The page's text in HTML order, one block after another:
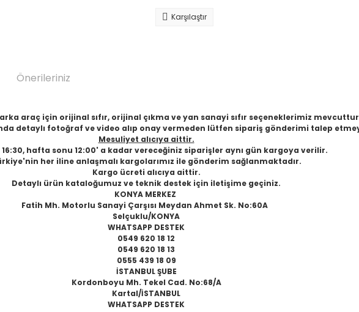
Karşılaştır
Önerileriniz
araç için orijinal sıfır, orijinal çıkma ve yan sanayi sıfır seçeneklerimiz
detaylı fotoğraf ve video alıp onay vermeden lütfen sipariş gönderimi talep
Mesuliyet alıcıya aittir.
hafta sonu 12:00' a kadar vereceğiniz siparişler aynı gün kargoya verilir.
her iline anlaşmalı kargolarımız ile gönderim sağlanmaktadır.
Kargo ücreti alıcıya aittir.
Detaylı ürün kataloğumuz ve teknik destek için iletişime geçiniz.
KONYA MERKEZ
Fatih Mh. Motorlu Sanayi Çarşısı Meydan Ahmet Sk. No:60A
Selçuklu/KONYA
WHATSAPP DESTEK
0549 620 18 12
0549 620 18 13
0555 439 18 09
İSTANBUL ŞUBE
Kordonboyu Mh. Tekel Cad. No:68/A
Kartal/İSTANBUL
WHATSAPP DESTEK